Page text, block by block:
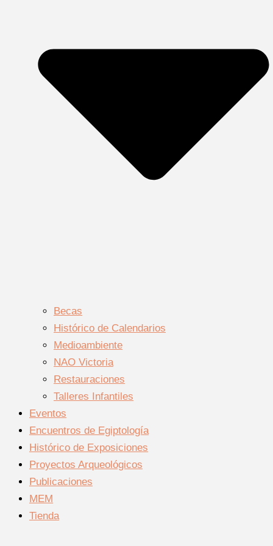
Becas
Histórico de Calendarios
Medioambiente
NAO Victoria
Restauraciones
Talleres Infantiles
Eventos
Encuentros de Egiptología
Histórico de Exposiciones
Proyectos Arqueológicos
Publicaciones
MEM
Tienda